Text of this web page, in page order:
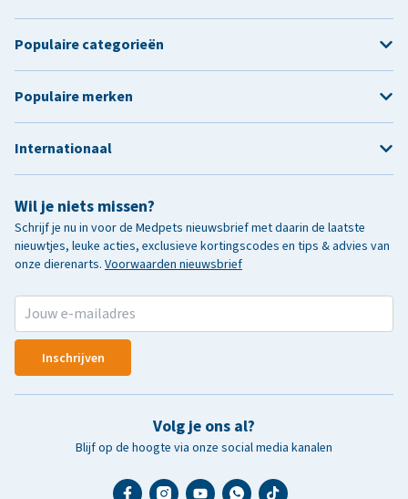
Wil je niets missen?
Schrijf je nu in voor de Medpets nieuwsbrief met daarin de laatste
nieuwtjes, leuke acties, exclusieve kortingscodes en tips & advies van
onze dierenarts. Voorwaarden nieuwsbrief
Inschrijven
Volg je ons al?
Blijf op de hoogte via onze social media kanalen
Populaire categorieën
Populaire merken
Internationaal